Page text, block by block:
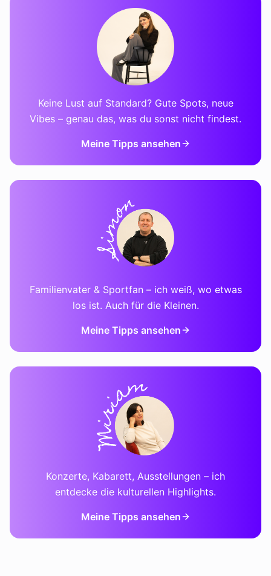
Keine Lust auf Standard? Gute Spots, neue
Vibes – genau das, was du sonst nicht findest.
Meine Tipps ansehen
Familienvater & Sportfan – ich weiß, wo etwas
los ist. Auch für die Kleinen.
Meine Tipps ansehen
Konzerte, Kabarett, Ausstellungen – ich
entdecke die kulturellen Highlights.
Meine Tipps ansehen